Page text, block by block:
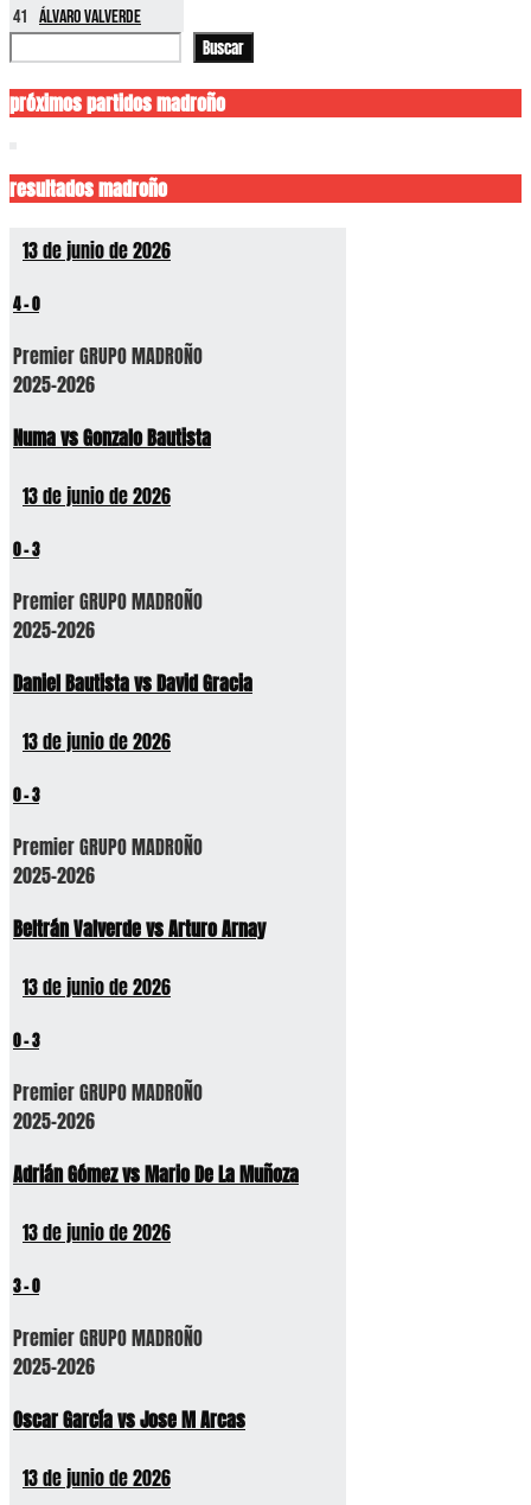
41 Álvaro Valverde
Buscar
próximos partidos madroño
resultados madroño
13 de junio de 2026
4-0
Premier GRUPO MADROÑO
2025-2026
Numa vs Gonzalo Bautista
13 de junio de 2026
0-3
Premier GRUPO MADROÑO
2025-2026
Daniel Bautista vs David Gracia
13 de junio de 2026
0-3
Premier GRUPO MADROÑO
2025-2026
Beltrán Valverde vs Arturo Arnay
13 de junio de 2026
0-3
Premier GRUPO MADROÑO
2025-2026
Adrián Gómez vs Mario De La Muñoza
13 de junio de 2026
3-0
Premier GRUPO MADROÑO
2025-2026
Oscar García vs Jose M Arcas
13 de junio de 2026